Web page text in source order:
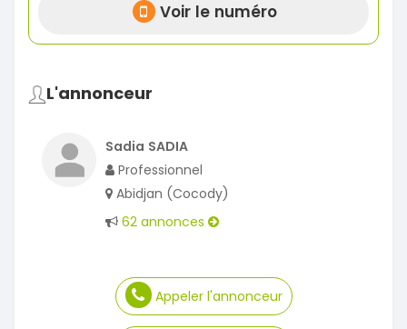
Voir le numéro
L'annonceur
Sadia SADIA
Professionnel
Abidjan (Cocody)
62 annonces
Appeler l'annonceur